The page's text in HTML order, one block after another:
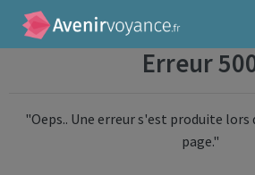
Erreur
"Oeps.. Une erreur s'est produite lors
page."